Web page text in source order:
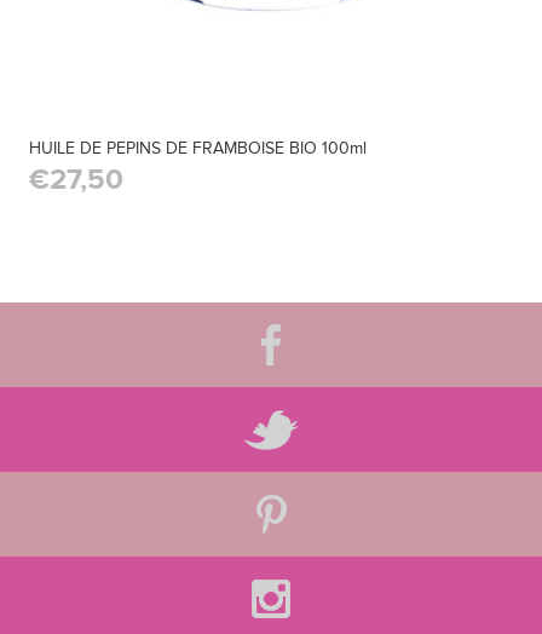
HUILE DE PEPINS DE FRAMBOISE BIO 100ml
€27,50